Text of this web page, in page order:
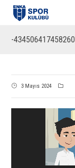
-
3 Mayıs 2024